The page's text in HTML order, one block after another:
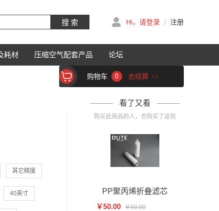
搜 索 Hi，请登录 / 注册
耗材 压缩空气配套产品 论坛
购物车 0 去结算 >>
其它精度
40英寸
看了又看
购买此商品的人，也购买了这些
PP聚丙烯折叠滤芯
￥50.00 ￥60.00